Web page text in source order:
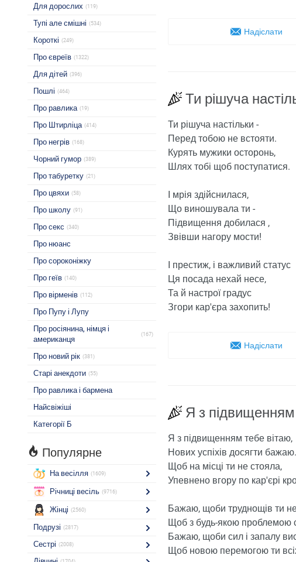
Для дорослих (119)
Тупі але смішні (534)
Короткі (249)
Про євреїв (1322)
Для дітей (396)
Пошлі (464)
Про равлика (19)
Про Штирліца (414)
Про негрів (168)
Чорний гумор (389)
Про табуретку (21)
Про цвяхи (58)
Про школу (91)
Про секс (340)
Про нюанс
Про сороконіжку
Про геїв (140)
Про вірменів (112)
Про Пупу і Лупу
Про росіянина, німця і
американця
(167)
Про новий рік (381)
Старі анекдоти (55)
Про равлика і бармена
Найсвіжіші
Категорії Б
Популярне
На весілля (1609)
Річниці весіль (9716)
Жінці (2560)
Подрузі (2817)
Сестрі (2008)
Надіслати
Ти рішуча
Ти рішуча настільки -
Перед тобою не встояти.
Курять мужики осторонь,
Шлях тобі щоб поступатися.
І мрія здійснилася,
Що виношувала ти -
Підвищення добилася ,
Звівши нагору мости!
І престиж, і важливий статус
Ця посада нехай несе,
Та й настрої градус
Згори кар'єра захопить!
Надіслати
Я з підвищенням
Я з підвищенням тебе вітаю,
Нових успіхів досягти бажаю.
Щоб на місці ти не стояла,
Упевнено вгору по кар'єрі
Бажаю, щоби труднощів ти
Щоб з будь-якою проблемою
Бажаю, щоби сил і запалу
Щоб новою перемогою ти